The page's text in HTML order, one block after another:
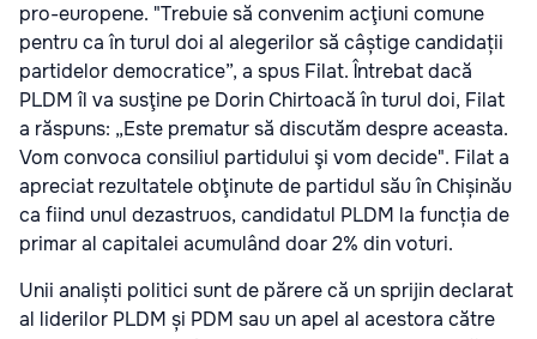
pro-europene. "Trebuie să convenim acţiuni comune
pentru ca în turul doi al alegerilor să câștige candidații
partidelor democratice”, a spus Filat. Întrebat dacă
PLDM îl va susţine pe Dorin Chirtoacă în turul doi, Filat
a răspuns: „Este prematur să discutăm despre aceasta.
Vom convoca consiliul partidului şi vom decide". Filat a
apreciat rezultatele obţinute de partidul său în Chișinău
ca fiind unul dezastruos, candidatul PLDM la funcția de
primar al capitalei acumulând doar 2% din voturi.
Unii analiști politici sunt de părere că un sprijin declarat
al liderilor PLDM și PDM sau un apel al acestora către